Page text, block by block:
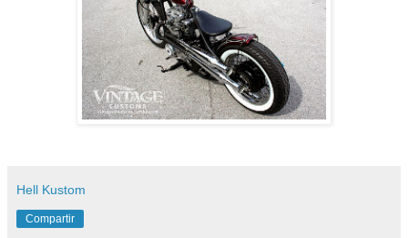
Hell Kustom
Compartir